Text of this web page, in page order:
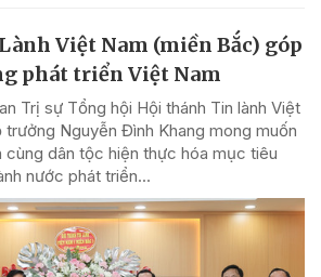
Việt Nam (miền Bắc) góp
phát triển Việt Nam
Trị sự Tổng hội Hội thánh Tin lành Việt
Nguyễn Đình Khang mong muốn
cùng dân tộc hiện thực hóa mục tiêu
nước phát triển...